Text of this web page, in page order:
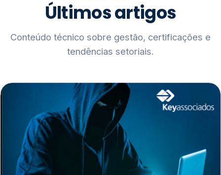
Últimos artigos
Conteúdo técnico sobre gestão, certificações e
tendências setoriais.